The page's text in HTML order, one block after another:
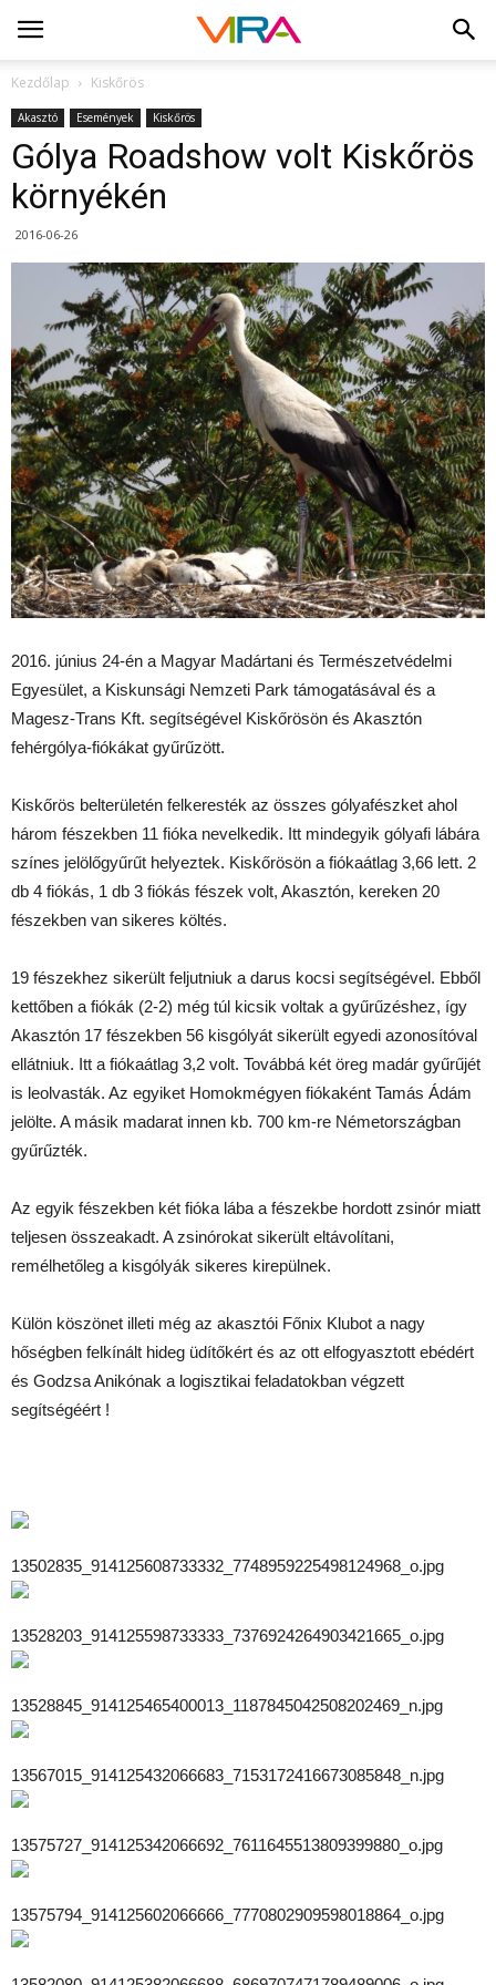
Kezdőlap Kiskőrös
Akasztó Események Kiskőrös
Gólya Roadshow volt Kiskőrös
környékén
2016-06-26
2016. június 24-én a Magyar Madártani és Természetvédelmi
Egyesület, a Kiskunsági Nemzeti Park támogatásával és a
Magesz-Trans Kft. segítségével Kiskőrösön és Akasztón
fehérgólya-fiókákat gyűrűzött.
Kiskőrös belterületén felkeresték az összes gólyafészket ahol
három fészekben 11 fióka nevelkedik. Itt mindegyik gólyafi lábára
színes jelölőgyűrűt helyeztek. Kiskőrösön a fiókaátlag 3,66 lett. 2
db 4 fiókás, 1 db 3 fiókás fészek volt, Akasztón, kereken 20
fészekben van sikeres költés.
19 fészekhez sikerült feljutniuk a darus kocsi segítségével. Ebből
kettőben a fiókák (2-2) még túl kicsik voltak a gyűrűzéshez, így
Akasztón 17 fészekben 56 kisgólyát sikerült egyedi azonosítóval
ellátniuk. Itt a fiókaátlag 3,2 volt. Továbbá két öreg madár gyűrűjét
is leolvasták. Az egyiket Homokmégyen fiókaként Tamás Ádám
jelölte. A másik madarat innen kb. 700 km-re Németországban
gyűrűzték.
Az egyik fészekben két fióka lába a fészekbe hordott zsinór miatt
teljesen összeakadt. A zsinórokat sikerült eltávolítani,
remélhetőleg a kisgólyák sikeres kirepülnek.
Külön köszönet illeti még az akasztói Főnix Klubot a nagy
hőségben felkínált hideg üdítőkért és az ott elfogyasztott ebédért
és Godzsa Anikónak a logisztikai feladatokban végzett
segítségéért !
13502835_914125608733332_7748959225498124968_o.jpg
13528203_914125598733333_7376924264903421665_o.jpg
13528845_914125465400013_1187845042508202469_n.jpg
13567015_914125432066683_7153172416673085848_n.jpg
13575727_914125342066692_7611645513809399880_o.jpg
13575794_914125602066666_7770802909598018864_o.jpg